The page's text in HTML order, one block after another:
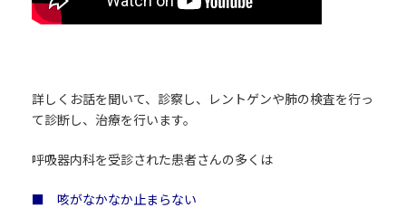
詳しくお話を聞いて、診察し、レントゲンや肺の検査を行っ
て診断し、治療を行います。
呼吸器内科を受診された患者さんの多くは
■ 咳がなかなか止まらない